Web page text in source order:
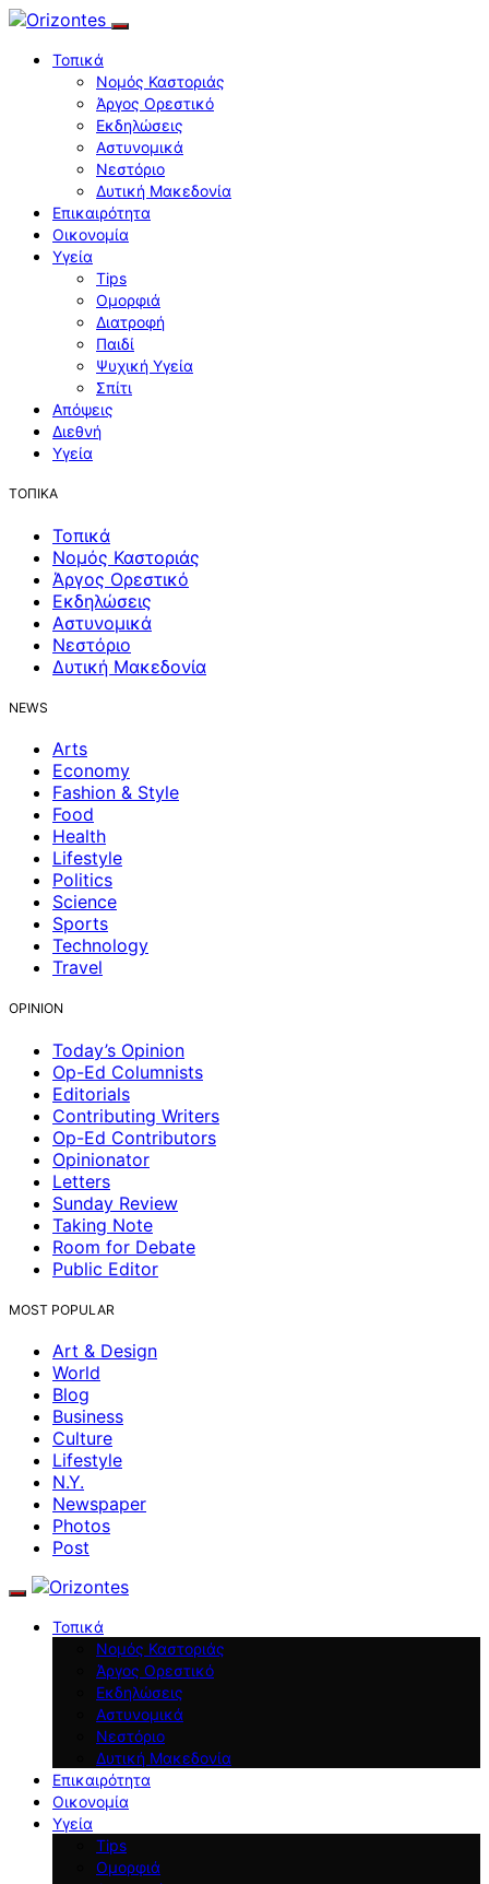
Τοπικά
Νομός Καστοριάς
Άργος Ορεστικό
Εκδηλώσεις
Αστυνομικά
Νεστόριο
Δυτική Μακεδονία
Επικαιρότητα
Οικονομία
Υγεία
Tips
Ομορφιά
Διατροφή
Παιδί
Ψυχική Υγεία
Σπίτι
Απόψεις
Διεθνή
Υγεία
ΤΟΠΙΚΑ
Τοπικά
Νομός Καστοριάς
Άργος Ορεστικό
Εκδηλώσεις
Αστυνομικά
Νεστόριο
Δυτική Μακεδονία
NEWS
Arts
Economy
Fashion & Style
Food
Health
Lifestyle
Politics
Science
Sports
Technology
Travel
OPINION
Today’s Opinion
Op-Ed Columnists
Editorials
Contributing Writers
Op-Ed Contributors
Opinionator
Letters
Sunday Review
Taking Note
Room for Debate
Public Editor
MOST POPULAR
Art & Design
World
Blog
Business
Culture
Lifestyle
N.Y.
Newspaper
Photos
Post
Τοπικά
Νομός Καστοριάς
Άργος Ορεστικό
Εκδηλώσεις
Αστυνομικά
Νεστόριο
Δυτική Μακεδονία
Επικαιρότητα
Οικονομία
Υγεία
Tips
Ομορφιά